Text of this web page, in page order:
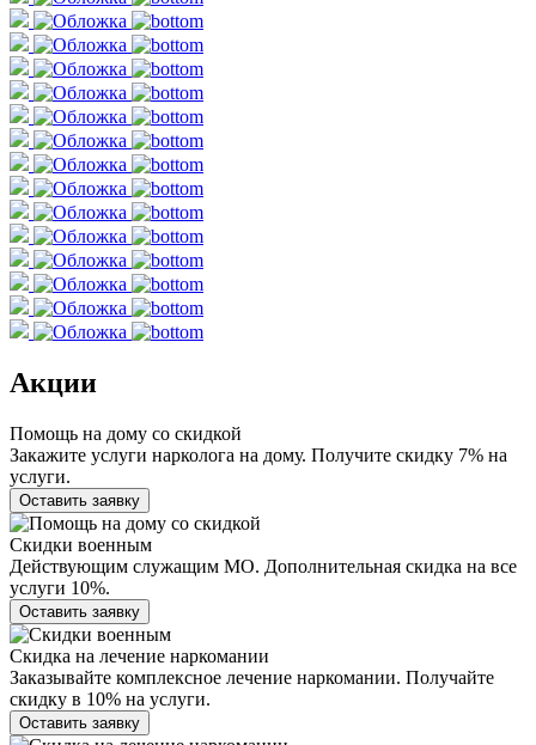
Акции
Помощь на дому со скидкой
Закажите услуги нарколога на дому. Получите скидку 7% на
услуги.
Оставить заявку
Скидки военным
Действующим служащим МО. Дополнительная скидка на все
услуги 10%.
Оставить заявку
Скидка на лечение наркомании
Заказывайте комплексное лечение наркомании. Получайте
скидку в 10% на услуги.
Оставить заявку